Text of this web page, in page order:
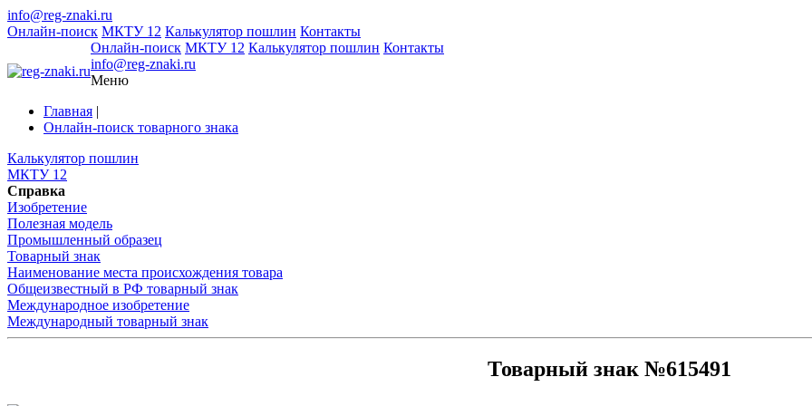
info@reg-znaki.ru
Онлайн-поиск МКТУ 12 Калькулятор пошлин Контакты
Онлайн-поиск МКТУ 12 Калькулятор пошлин Контакты
info@reg-znaki.ru
Меню
Главная |
Онлайн-поиск товарного знака
Калькулятор пошлин
МКТУ 12
Справка
Изобретение
Полезная модель
Промышленный образец
Товарный знак
Наименование места происхождения товара
Общеизвестный в РФ товарный знак
Международное изобретение
Международный товарный знак
Товарный знак №615491